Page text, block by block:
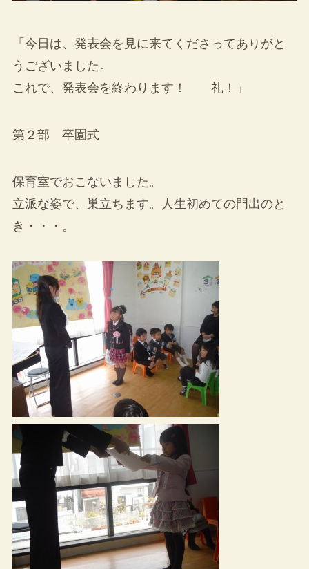
「今日は、発表会を見に来てくださってありがと
うございました。
これで、発表会を終わります！ 礼！」
第２部 卒園式
保育室でおこないました。
立派な姿で、巣立ちます。人生初めての門出のと
き・・・。